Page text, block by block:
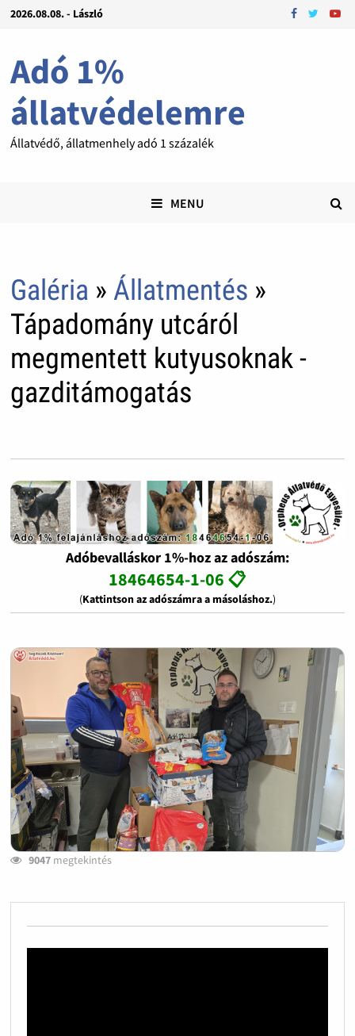
2026.08.08. - László
Adó 1%
állatvédelemre
Állatvédő, állatmenhely adó 1 százalék
MENU
Galéria » Állatmentés »
Tápadomány utcáról
megmentett kutyusoknak -
gazditámogatás
Adóbevalláskor 1%-hoz az adószám:
18464654-1-06 📋
(Kattintson az adószámra a másoláshoz.)
9047megtekintés